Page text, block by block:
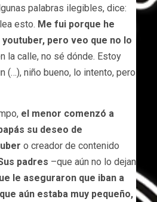
palabras ilegibles, dice:
esto. Me fui porque he
pero veo que no lo
la calle, no sé dónde. Estoy
(…), niño bueno, lo intento, pero
el menor comenzó a
su deseo de
o creador de contenido
padres –que aún no lo dejan
le aseguraron que iban a
aún estaba muy pequeño,